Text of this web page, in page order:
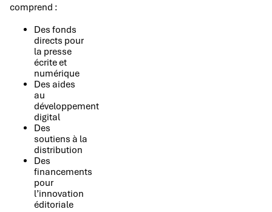
comprend :
Des fonds
directs pour
la presse
écrite et
numérique
Des aides
au
développement
digital
Des
soutiens à la
distribution
Des
financements
pour
l’innovation
éditoriale